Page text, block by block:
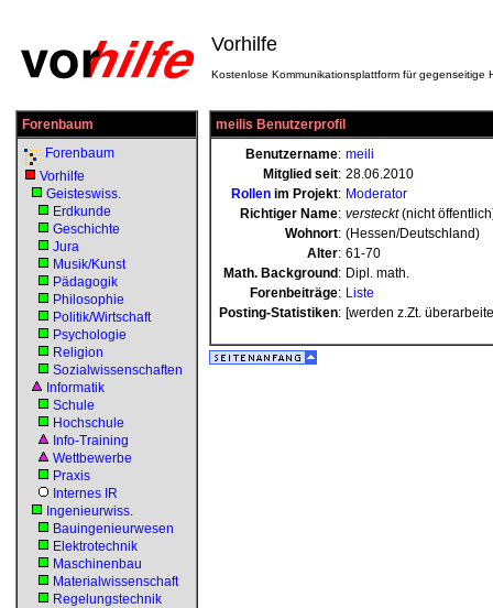
Vorhilfe
Kostenlose Kommunikationsplattform für gegenseitige
Forenbaum
Forenbaum
Vorhilfe
Geisteswiss.
Erdkunde
Geschichte
Jura
Musik/Kunst
Pädagogik
Philosophie
Politik/Wirtschaft
Psychologie
Religion
Sozialwissenschaften
Informatik
Schule
Hochschule
Info-Training
Wettbewerbe
Praxis
Internes IR
Ingenieurwiss.
Bauingenieurwesen
Elektrotechnik
Maschinenbau
Materialwissenschaft
Regelungstechnik
meilis Benutzerprofil
Benutzername: meili
Mitglied seit: 28.06.2010
Rollen im Projekt: Moderator
Richtiger Name: versteckt(nicht
Wohnort: (Hessen/Deutschland)
Alter: 61-70
Math. Background : Dipl. math.
Forenbeiträge: Liste
Posting-Statistiken: [werden z.Zt.